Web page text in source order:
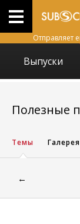
Отправляет
Выпуски
Полезные
Темы Галерея
←